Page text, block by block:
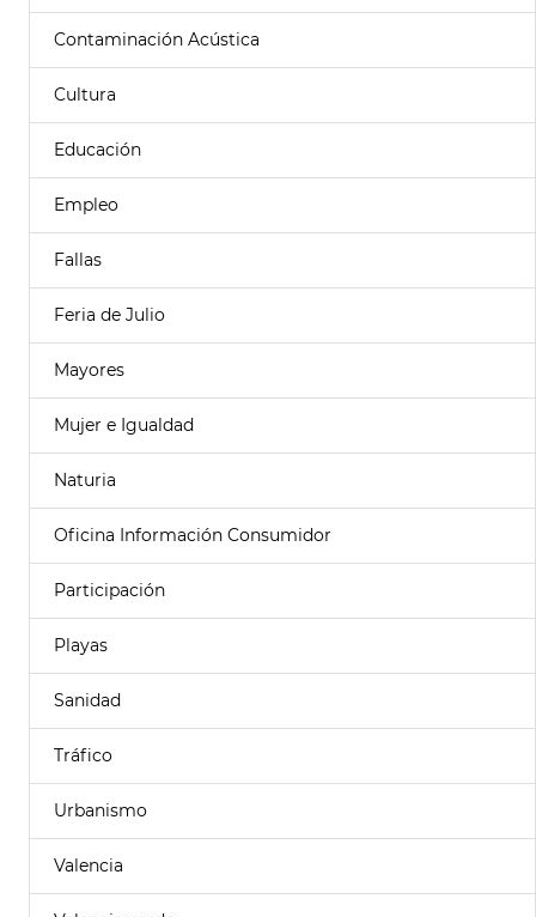
Contaminación Acústica
Cultura
Educación
Empleo
Fallas
Feria de Julio
Mayores
Mujer e Igualdad
Naturia
Oficina Información Consumidor
Participación
Playas
Sanidad
Tráfico
Urbanismo
Valencia